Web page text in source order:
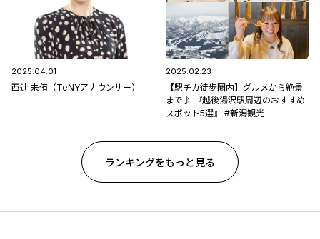
2025.04.01
西辻 未侑（TeNYアナウンサー）
2025.02.23
【駅チカ徒歩圏内】グルメから絶景
まで♪ 『越後湯沢駅周辺のおすすめ
スポット5選』 #新潟観光
ランキングをもっと見る